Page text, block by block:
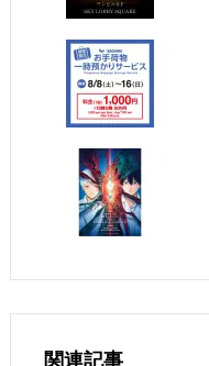
関連記事